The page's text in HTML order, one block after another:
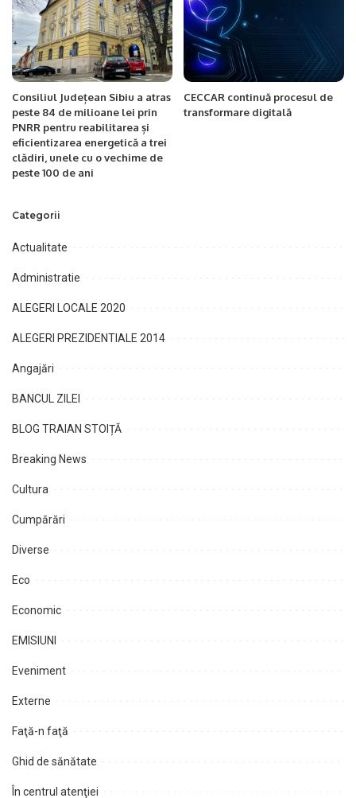
Consiliul Județean Sibiu a atras
peste 84 de milioane lei prin
PNRR pentru reabilitarea și
eficientizarea energetică a trei
clădiri, unele cu o vechime de
peste 100 de ani
CECCAR continuă procesul de
transformare digitală
Categorii
Actualitate
Administratie
ALEGERI LOCALE 2020
ALEGERI PREZIDENTIALE 2014
Angajări
BANCUL ZILEI
BLOG TRAIAN STOIȚĂ
Breaking News
Cultura
Cumpărări
Diverse
Eco
Economic
EMISIUNI
Eveniment
Externe
Faţă-n faţă
Ghid de sănătate
În centrul atenţiei